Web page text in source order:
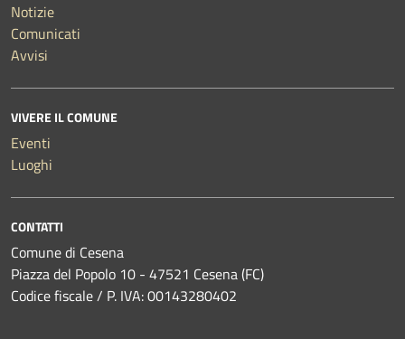
Notizie
Comunicati
Avvisi
VIVERE IL COMUNE
Eventi
Luoghi
CONTATTI
Comune di Cesena
Piazza del Popolo 10 - 47521 Cesena (FC)
Codice fiscale / P. IVA: 00143280402